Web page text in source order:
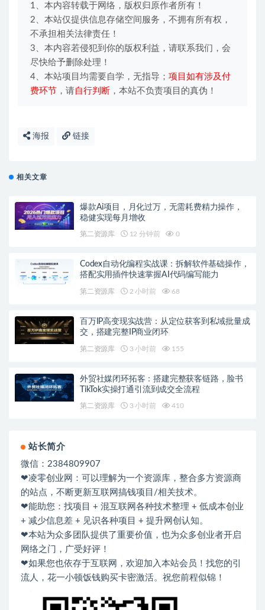
1、本内容转载于网络，版权归原作者所有！
2、本站仅提供信息存储空间服务，不拥有所有权，
不承担相关法律责任！
3、本内容若侵犯到你的版权利益，请联系我们，会
尽快给予删除处理！
4、本站项目均需要自学，无指导； 项目如有涉及付
费环节 ，请自行判断 ，本站不负责项目的真伪！
海报 链接
相关文章
爆款Ai项目，月化过万，无需耗费精力操作，
稳健实现每月增收
第二资源库 12 分钟前 0
Codex自动化编程实战课：拆解软件基础操作，
搭配实用插件快速掌握AI代码编写能力
第二资源库 2 小时前 68
百万IP高变现实战营：从定位获客到私域批量成
交，搭建完整IP商业闭环
第二资源库 3 小时前 155
外贸社媒闭环拓客：搭建完整获客链路，脸书
TikTok实操打通引流到成交全流程
第二资源库 3 小时前 410
站长简介
微信：2384809907
❤凌零创业网：可以理解为一个资源库，整合多方资源商
的站点，不断更新互联网搞钱项目/相关技术。
❤能助您：找项目 + 混互联网各种技术整理 + 低成本创业
+ 减少信息差 + 见识各种项目 + 提升网创认知。
❤本站为众多团队提供了重要价值，也为众多创业者开启
网络之门，广受好评！
❤如果您也依存于互联网，欢迎加入本站会员！找您的引
流人，花一小顿饭钱购买卡密激活。祝您前程似锦！